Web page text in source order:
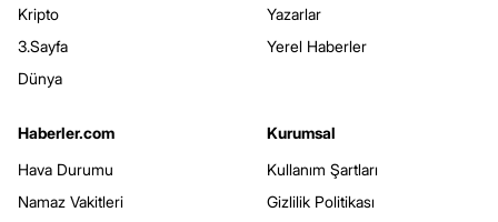
Kripto
3.Sayfa
Dünya
Yazarlar
Yerel Haberler
Haberler.com
Hava Durumu
Namaz Vakitleri
Kurumsal
Kullanım Şartları
Gizlilik Politikası